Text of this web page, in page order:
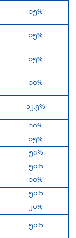
၁၅%
၁၅%
၁၅%
၁၀%
၁၂.၅%
၁၀%
၁၅%
၅၀%
၅၀%
၁၀%
၅၀%
၂၀%
၅၀%